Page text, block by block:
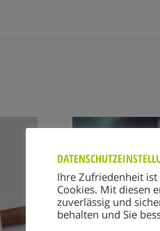
Ihre Zufriedenheit
Cookies. Mit diesen
zuverlässig und
behalten und Sie